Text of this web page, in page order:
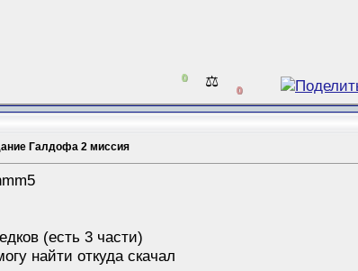
0 ⚖️ 0
Галдофа 2 миссия
(есть 3 части)
найти откуда скачал